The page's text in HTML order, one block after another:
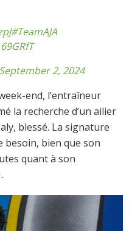
#TeamAJA
September 2, 2024
end, l’entraîneur
la recherche d’un ailier
blessé. La signature
besoin, bien que son
quant à son